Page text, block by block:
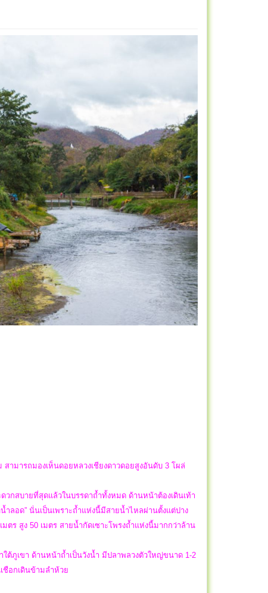
มารถมองเห็นดอยหลวงเชียงดาวดอยสูงอันดับ 3 โผล่
กสบายที่สุดแล้วในบรรดาถ้ำทั้งหมด ด้านหน้าต้องเดินเท้า
ลอด” นั่นเป็นเพราะถ้ำแห่งนี้มีสายน้ำไหลผ่านตั้งแต่ปาง
ตร สูง 50 เมตร สายน้ำกัดเซาะโพรงถ้ำแห่งนี้มากกว่าล้าน
ภูเขา ด้านหน้าถ้ำเป็นวังน้ำ มีปลาพลวงตัวใหญ่ขนาด 1-2
ชือกเดินข้ามลำห้วย